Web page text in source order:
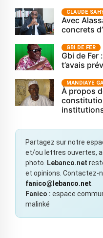
CLAUDE
Avec
concrets
GBI DE FER
Gbi de Fer
t’avais
MANDIAYE
À propos
Partagez sur notre
et/ou lettres ouvertes,
photo.
Lebanco.net
et opinions. Contactez-
fanico@lebanco.net
Fanico : espace
malinké